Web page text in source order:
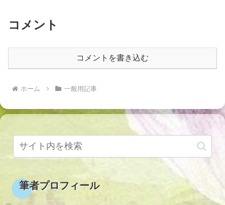
コメント
コメントを書き込む
ホーム 一般用記事
筆者プロフィール